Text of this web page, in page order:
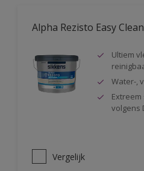
Alpha Rezisto Easy Clean
Ultiem
Water-,
volgens
Vergelijk